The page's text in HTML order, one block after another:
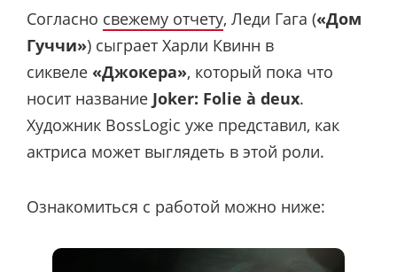
Согласно свежему отчету, Леди Гага («Дом
Гуччи») сыграет Харли Квинн в
сиквеле «Джокера», который пока что
носит название Joker: Folie à deux.
Художник BossLogic уже представил, как
актриса может выглядеть в этой роли.
Ознакомиться с работой можно ниже: